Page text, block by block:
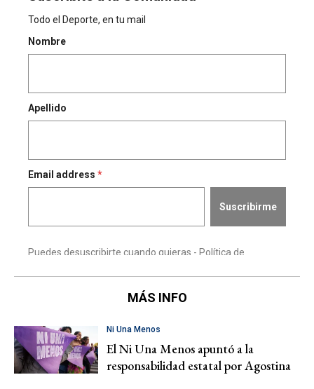
MÁS INFO
Ni Una Menos
El Ni Una Menos apuntó a la
responsabilidad estatal por Agostina